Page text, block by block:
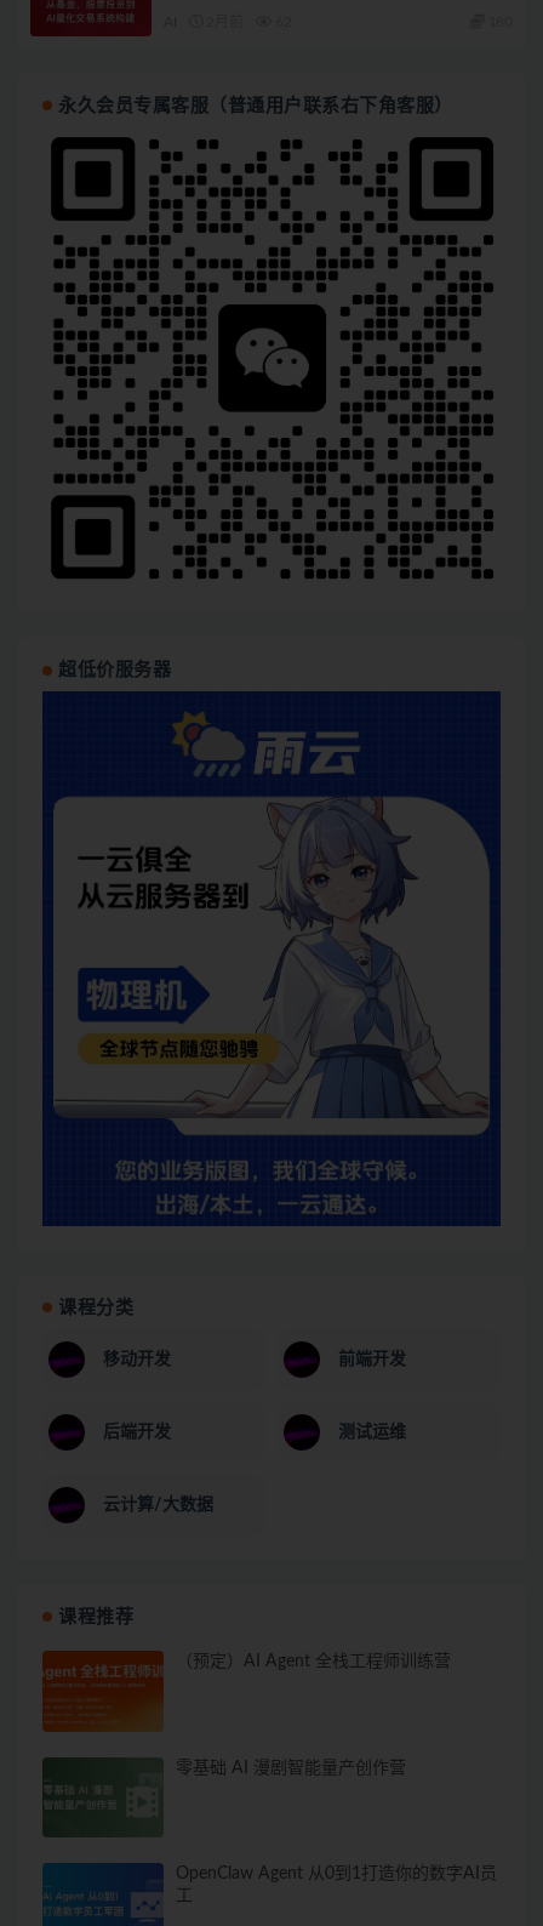
永久会员专属客服（普通用户联系右下角客服）
超低价服务器
课程分类
移动开发 前端开发
后端开发 测试运维
云计算/大数据
课程推荐
（预定）AI Agent 全栈工程师训练营
零基础 AI 漫剧智能量产创作营
OpenClaw Agent 从0到1打造你的数字AI员